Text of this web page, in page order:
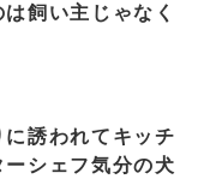
飼い主じゃなく
に誘われてキッチ
ーシェフ気分の犬